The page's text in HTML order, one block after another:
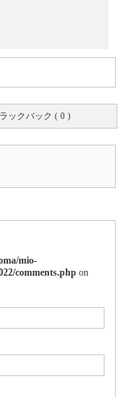
ラックバック ( 0 )
mio-
comments.phpon